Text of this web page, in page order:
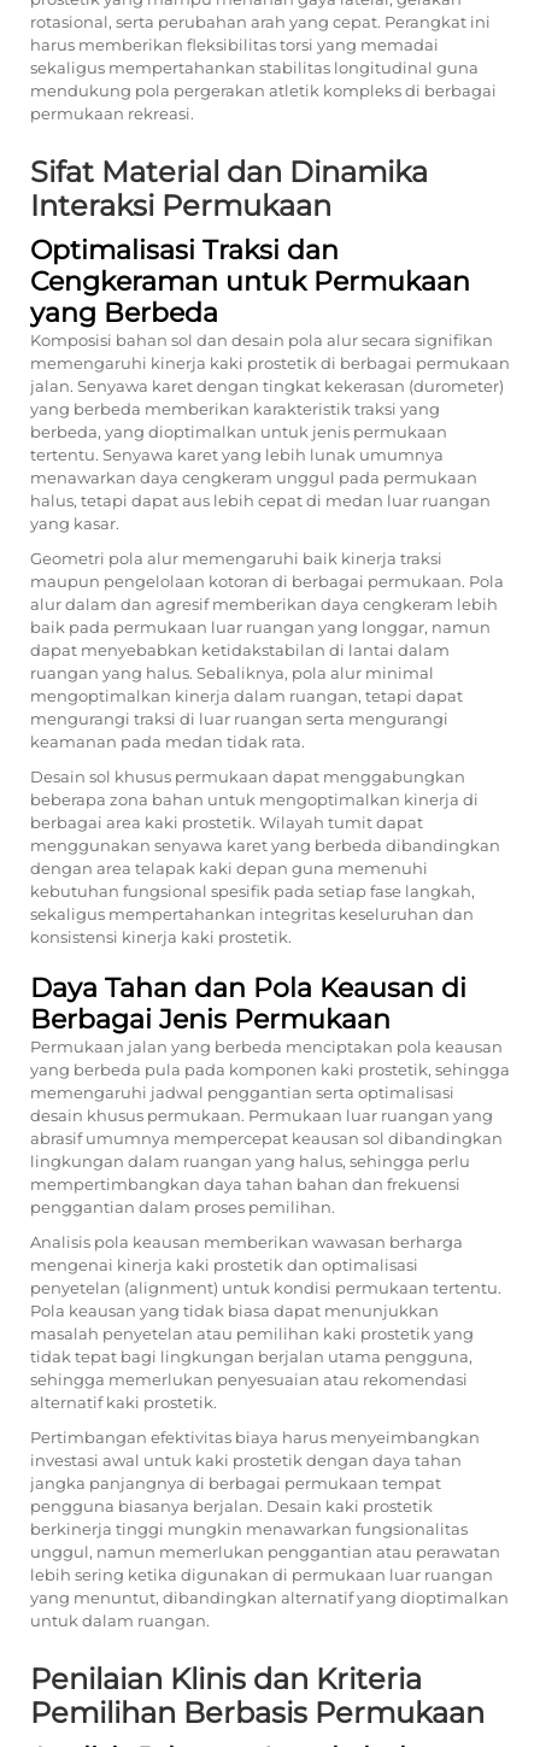
rotasional, serta perubahan arah yang cepat. Perangkat ini
harus memberikan fleksibilitas torsi yang memadai
sekaligus mempertahankan stabilitas longitudinal guna
mendukung pola pergerakan atletik kompleks di berbagai
permukaan rekreasi.
Sifat Material dan Dinamika
Interaksi Permukaan
Optimalisasi Traksi dan
Cengkeraman untuk Permukaan
yang Berbeda
Komposisi bahan sol dan desain pola alur secara signifikan
memengaruhi kinerja kaki prostetik di berbagai permukaan
jalan. Senyawa karet dengan tingkat kekerasan (durometer)
yang berbeda memberikan karakteristik traksi yang
berbeda, yang dioptimalkan untuk jenis permukaan
tertentu. Senyawa karet yang lebih lunak umumnya
menawarkan daya cengkeram unggul pada permukaan
halus, tetapi dapat aus lebih cepat di medan luar ruangan
yang kasar.
Geometri pola alur memengaruhi baik kinerja traksi
maupun pengelolaan kotoran di berbagai permukaan. Pola
alur dalam dan agresif memberikan daya cengkeram lebih
baik pada permukaan luar ruangan yang longgar, namun
dapat menyebabkan ketidakstabilan di lantai dalam
ruangan yang halus. Sebaliknya, pola alur minimal
mengoptimalkan kinerja dalam ruangan, tetapi dapat
mengurangi traksi di luar ruangan serta mengurangi
keamanan pada medan tidak rata.
Desain sol khusus permukaan dapat menggabungkan
beberapa zona bahan untuk mengoptimalkan kinerja di
berbagai area kaki prostetik. Wilayah tumit dapat
menggunakan senyawa karet yang berbeda dibandingkan
dengan area telapak kaki depan guna memenuhi
kebutuhan fungsional spesifik pada setiap fase langkah,
sekaligus mempertahankan integritas keseluruhan dan
konsistensi kinerja kaki prostetik.
Daya Tahan dan Pola Keausan di
Berbagai Jenis Permukaan
Permukaan jalan yang berbeda menciptakan pola keausan
yang berbeda pula pada komponen kaki prostetik, sehingga
memengaruhi jadwal penggantian serta optimalisasi
desain khusus permukaan. Permukaan luar ruangan yang
abrasif umumnya mempercepat keausan sol dibandingkan
lingkungan dalam ruangan yang halus, sehingga perlu
mempertimbangkan daya tahan bahan dan frekuensi
penggantian dalam proses pemilihan.
Analisis pola keausan memberikan wawasan berharga
mengenai kinerja kaki prostetik dan optimalisasi
penyetelan (alignment) untuk kondisi permukaan tertentu.
Pola keausan yang tidak biasa dapat menunjukkan
masalah penyetelan atau pemilihan kaki prostetik yang
tidak tepat bagi lingkungan berjalan utama pengguna,
sehingga memerlukan penyesuaian atau rekomendasi
alternatif kaki prostetik.
Pertimbangan efektivitas biaya harus menyeimbangkan
investasi awal untuk kaki prostetik dengan daya tahan
jangka panjangnya di berbagai permukaan tempat
pengguna biasanya berjalan. Desain kaki prostetik
berkinerja tinggi mungkin menawarkan fungsionalitas
unggul, namun memerlukan penggantian atau perawatan
lebih sering ketika digunakan di permukaan luar ruangan
yang menuntut, dibandingkan alternatif yang dioptimalkan
untuk dalam ruangan.
Penilaian Klinis dan Kriteria
Pemilihan Berbasis Permukaan